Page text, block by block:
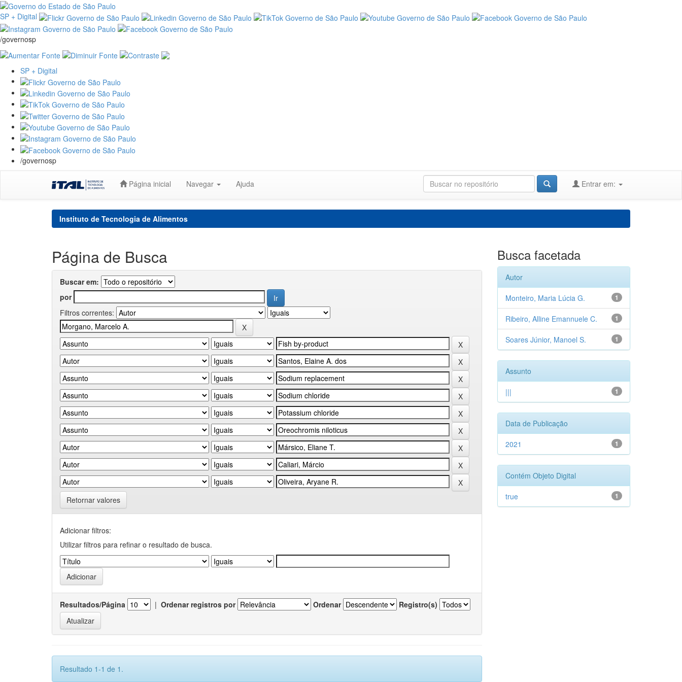
SP + Digital
/governosp
SP + Digital
/governosp
Página inicial Navegar Ajuda Entrar em:
Instituto de Tecnologia de Alimentos
Página de Busca
Buscar em:
por
Filtros correntes:
Retornar valores
Adicionar filtros:
Utilizar filtros para refinar o resultado de busca.
Resultados/Página | Ordenar registros por Ordenar Registro(s)
Resultado 1-1 de 1.
Busca facetada
Autor
1
Monteiro, Maria Lúcia G.
1
Ribeiro, Alline Emannuele C.
1
Soares Júnior, Manoel S.
Assunto
1
|||
Data de Publicação
1
2021
Contém Objeto Digital
1
true